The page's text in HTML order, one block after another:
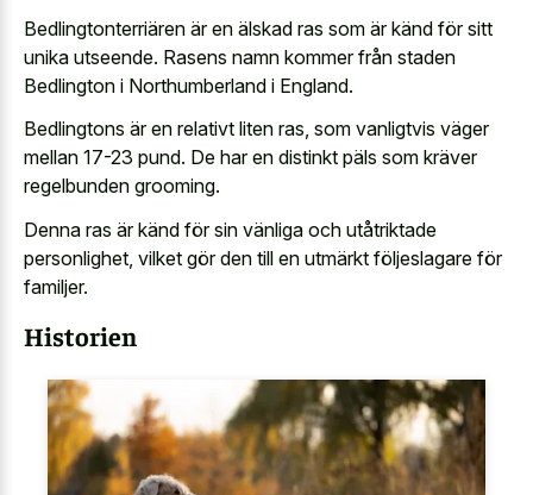
Bedlingtonterriären är en älskad ras som är känd för sitt
unika utseende. Rasens namn kommer från staden
Bedlington i Northumberland i England.
Bedlingtons är en relativt liten ras, som vanligtvis väger
mellan 17-23 pund. De har en distinkt päls som kräver
regelbunden grooming.
Denna ras är känd för sin vänliga och utåtriktade
personlighet, vilket gör den till en utmärkt följeslagare för
familjer.
Historien